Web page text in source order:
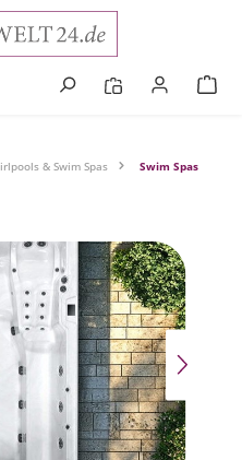
& Swim Spas Swim Spas